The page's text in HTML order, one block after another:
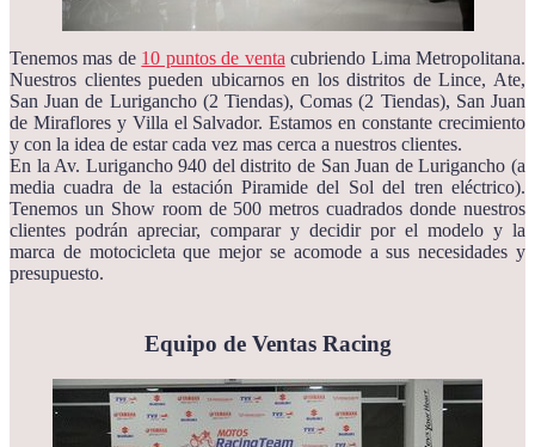
Tenemos mas de 10 puntos de venta cubriendo Lima Metropolitana.
Nuestros clientes pueden ubicarnos en los distritos de Lince, Ate,
San Juan de Lurigancho (2 Tiendas), Comas (2 Tiendas), San Juan
de Miraflores y Villa el Salvador. Estamos en constante crecimiento
y con la idea de estar cada vez mas cerca a nuestros clientes.
En la Av. Lurigancho 940 del distrito de San Juan de Lurigancho (a
media cuadra de la estación Piramide del Sol del tren eléctrico).
Tenemos un Show room de 500 metros cuadrados donde nuestros
clientes podrán apreciar, comparar y decidir por el modelo y la
marca de motocicleta que mejor se acomode a sus necesidades y
presupuesto.
Equipo de Ventas Racing